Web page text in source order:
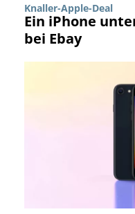
Knaller-Apple-Deal
Ein iPhone
bei Ebay